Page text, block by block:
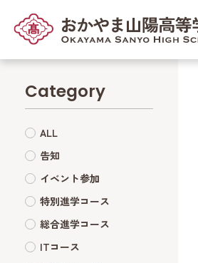
Category
ALL
告知
イベント参加
特別進学コース
総合進学コース
ITコース